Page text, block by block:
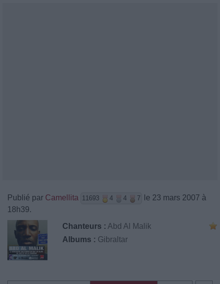
Publié par Camellita 11693 4 4 7
le 23 mars 2007 à
18h39.
Chanteurs : Abd Al Malik
Albums : Gibraltar